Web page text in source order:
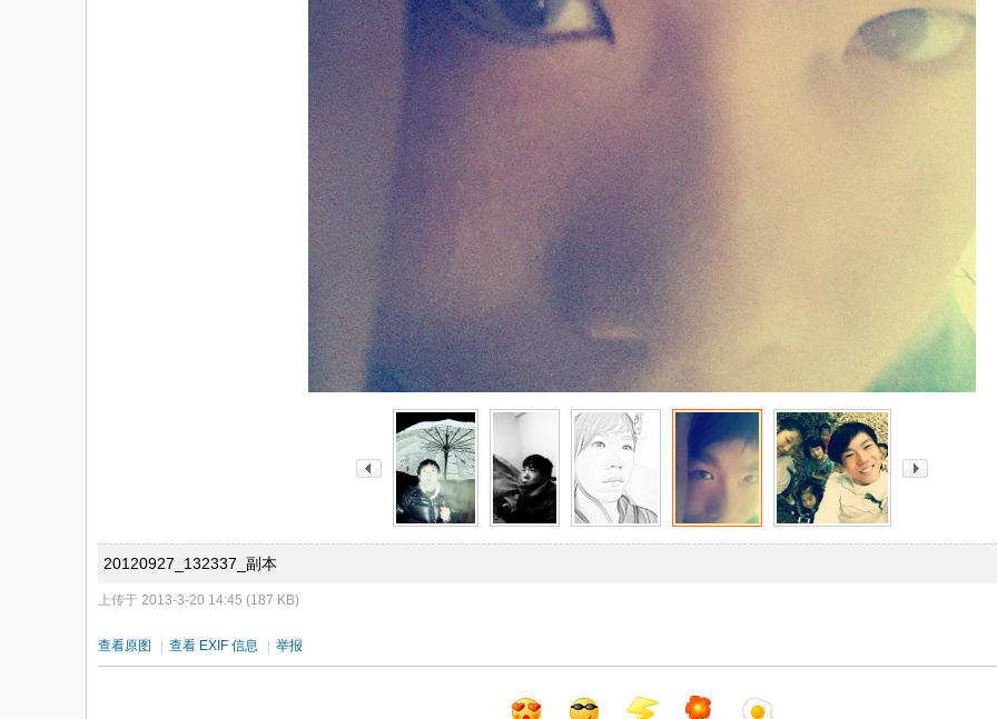
20120927_132337_副本
上传于 2013-3-20 14:45 (187 KB)
查看原图 查看 EXIF 信息 举报